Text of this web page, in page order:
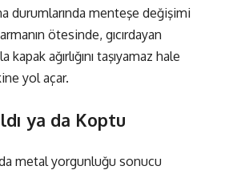
durumlarında menteşe değişimi
ötesinde, gıcırdayan
ağırlığını taşıyamaz hale
yol açar.
ya da Koptu
da metal yorgunluğu sonucu